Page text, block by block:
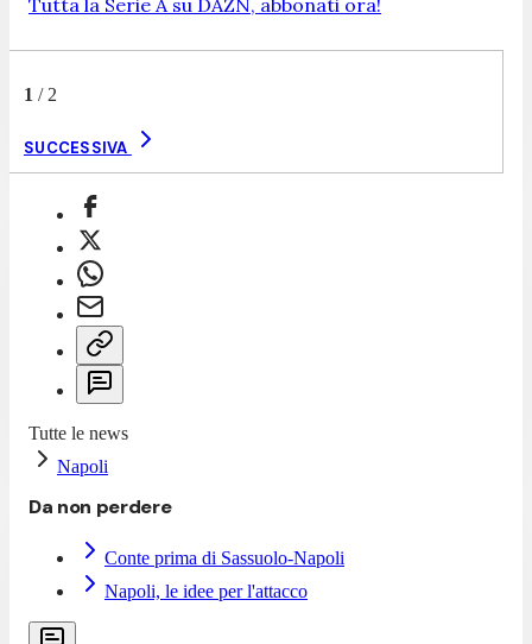
1 / 2
SUCCESSIVA
Tutte le news
Napoli
Da non perdere
Conte prima di Sassuolo-Napoli
Napoli, le idee per l'attacco